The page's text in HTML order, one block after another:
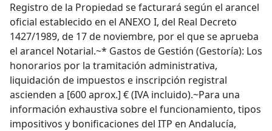
Registro de la Propiedad se facturará según el arancel
oficial establecido en el ANEXO I, del Real Decreto
1427/1989, de 17 de noviembre, por el que se aprueba
el arancel Notarial.~* Gastos de Gestión (Gestoría): Los
honorarios por la tramitación administrativa,
liquidación de impuestos e inscripción registral
ascienden a [600 aprox.] € (IVA incluido).~Para una
información exhaustiva sobre el funcionamiento, tipos
impositivos y bonificaciones del ITP en Andalucía,